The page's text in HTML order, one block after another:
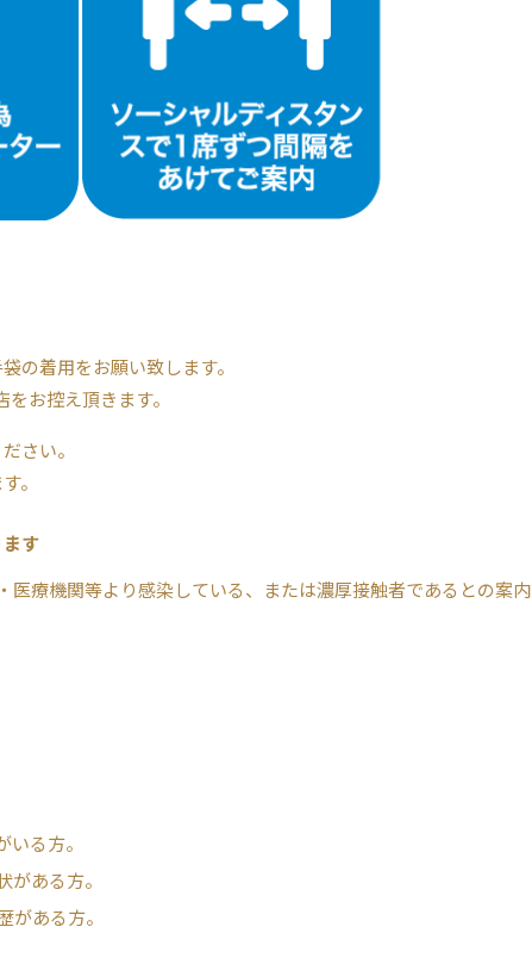
の着用をお願い致します。
お控え頂きます。
さい。
。
す
医療機関等より感染している、または濃厚接触者であるとの案内
る方。
ある方。
がある方。